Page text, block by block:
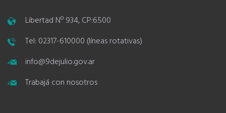
Libertad Nº 934, CP:6500
Tel: 02317-610000 (líneas rotativas)
info@9dejulio.gov.ar
Trabajá con nosotros